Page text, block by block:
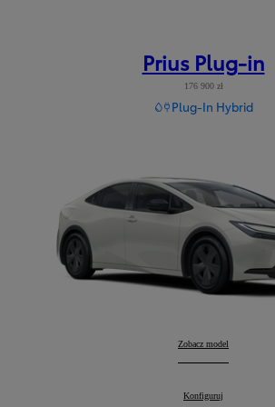
Prius Plug-in
176 900 zł
Plug-In Hybrid
Prius Plug-in:
Zobacz model
Prius Plug-in
Konfiguruj